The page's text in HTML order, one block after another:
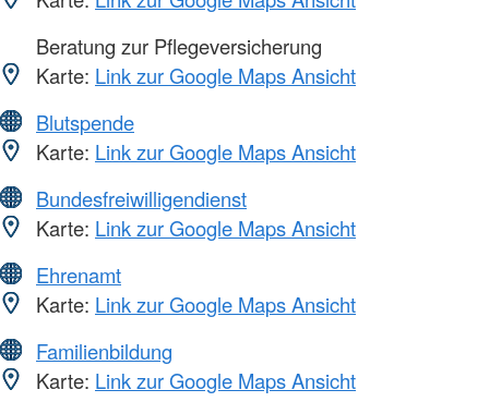
Beratung zur Pflegeversicherung
Karte: Link zur Google Maps Ansicht
Blutspende
Karte: Link zur Google Maps Ansicht
Bundesfreiwilligendienst
Karte: Link zur Google Maps Ansicht
Ehrenamt
Karte: Link zur Google Maps Ansicht
Familienbildung
Karte: Link zur Google Maps Ansicht